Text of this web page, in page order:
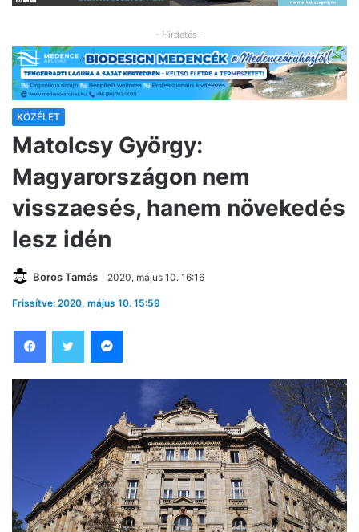
- Hirdetés -
KÖZÉLET
Matolcsy György:
Magyarországon nem
visszaesés, hanem növekedés
lesz idén
Boros Tamás 2020, május 10. 16:16
Frissítve: 2020, május 10. 15:59